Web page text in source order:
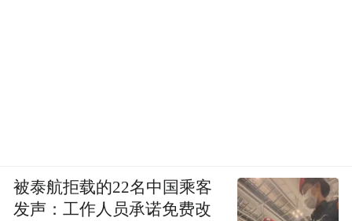
被泰航拒载的22名中国乘客
发声：工作人员承诺免费改